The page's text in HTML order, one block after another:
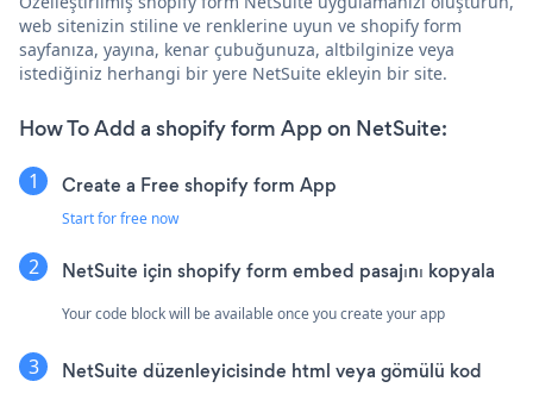
web sitenizin stiline ve renklerine uyun ve shopify form
sayfanıza, yayına, kenar çubuğunuza, altbilginize veya
istediğiniz herhangi bir yere NetSuite ekleyin bir site.
How To Add a shopify form App on NetSuite:
Create a Free shopify form App
Start for free now
NetSuite için shopify form embed pasajını kopyala
Your code block will be available once you create your app
NetSuite düzenleyicisinde html veya gömülü kod